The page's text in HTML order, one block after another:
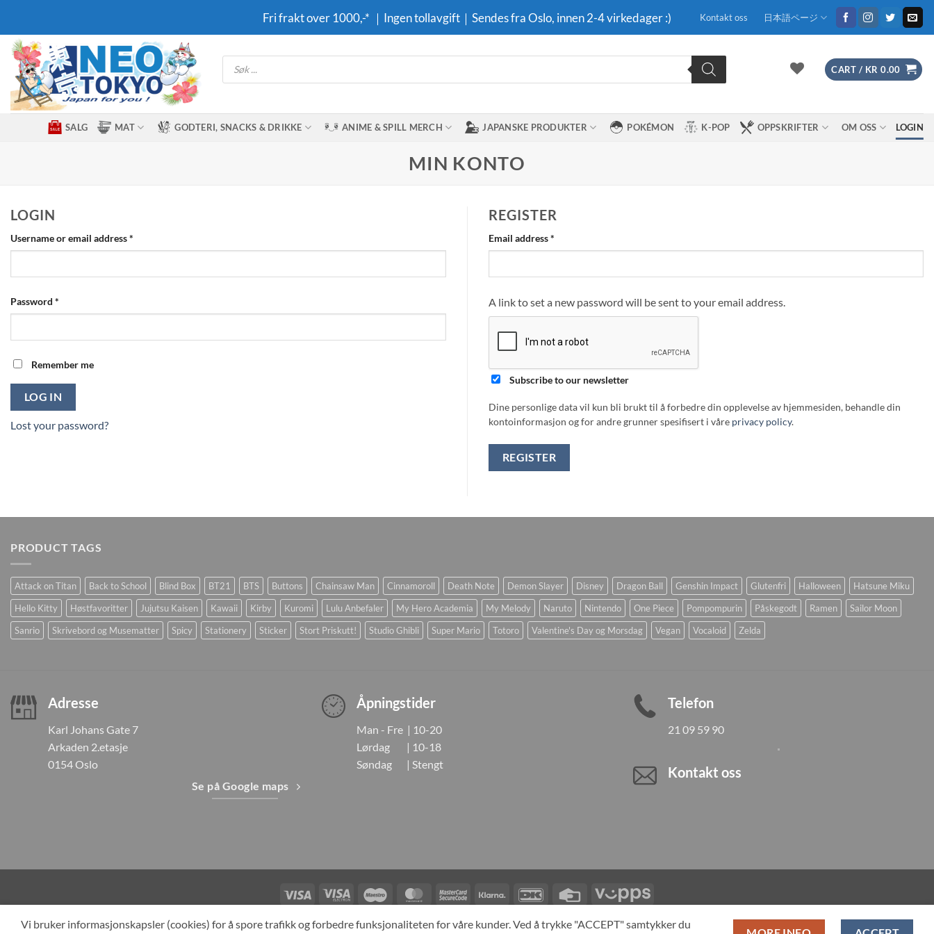
content
Fri frakt over 1000,-* ｜Ingen tollavgift｜Sendes fra Oslo, innen 2-4 virkedager :) Kontakt oss 日本語ページ
Products
search
CART / KR 0.00
SALG MAT GODTERI, SNACKS & DRIKKE ANIME & SPILL MERCH JAPANSKE PRODUKTER POKÉMON K-POP OPPSKRIFTER OM OSS LOGIN
MIN KONTO
LOGIN
Username or email address*
Password *
Remember me
LOG IN
Lost your password?
REGISTER
Email address*
A link to set a new password will be sent to your email address.
Subscribe to our newsletter
Dine personlige data vil kun bli brukt til å forbedre din opplevelse av hjemmesiden, behandle din
kontoinformasjon og for andre grunner spesifisert i våre privacy policy.
REGISTER
PRODUCT TAGS
Attack on Titan Back to School Blind Box BT21 BTS Buttons Chainsaw Man Cinnamoroll Death Note Demon Slayer Disney Dragon Ball Genshin Impact Glutenfri Halloween
Hatsune Miku
Hello Kitty
Høstfavoritter Jujutsu Kaisen Kawaii Kirby Kuromi Lulu Anbefaler My Hero Academia My Melody Naruto Nintendo One Piece Pompompurin Påskegodt Ramen
Sailor Moon
Sanrio
Skrivebord og Musematter Spicy Stationery Sticker Stort Priskutt! Studio Ghibli Super Mario Totoro Valentine's Day og Morsdag Vegan Vocaloid Zelda
Adresse
Karl Johans Gate 7
Arkaden 2.etasje
0154 Oslo
Se på Google maps
Åpningstider
Man - Fre | 10-20
Lørdag | 10-18
Søndag | Stengt
Telefon
21 09 59 90
Kontakt oss
Visa
Visa
Electron
Maestro MasterCardMasterCard
2
Klarna DanKort
Credit
Card
Vipps
TILBAKEKALLINGER KONTAKT OSS OM OSS SPESIALBESTILLING MIN KONTO ALL PRODUCTS
Vi bruker informasjonskapsler (cookies) for å spore trafikk og forbedre funksjonaliteten for våre kunder. Ved å trykke "ACCEPT" samtykker du